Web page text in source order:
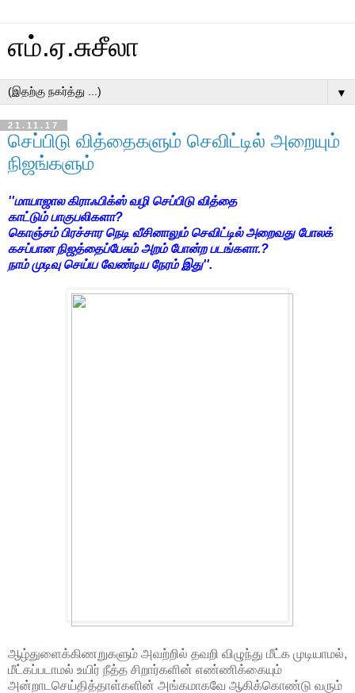
எம்.ஏ.சுசீலா
▼
21.11.17
செப்பிடு வித்தைகளும் செவிட்டில் அறையும்
நிஜங்களும்
''மாயாஜால கிராஃபிக்ஸ் வழி செப்பிடு வித்தை
காட்டும்பாகுபலிகளா?
கொஞ்சம் பிரச்சார நெடி வீசினாலும் செவிட்டில்அறைவது போலக்
கசப்பான நிஜத்தைப்பேசும் அறம் போன்ற படங்களா.?
நாம் முடிவு செய்ய வேண்டிய நேரம் இது''.
ஆழ்துளைக்கிணறுகளும் அவற்றில் தவறி விழுந்து மீட்க முடியாமல்,
மீட்கப்படாமல் உயிர் நீத்த சிறார்களின் எண்ணிக்கையும்
அன்றாடசெய்தித்தாள்களின் அங்கமாகவே ஆகிக்கொண்டு வரும்